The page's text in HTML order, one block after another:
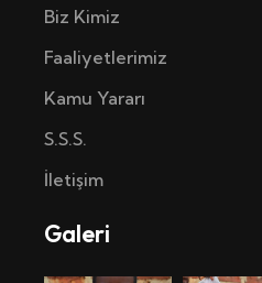
Biz Kimiz
Faaliyetlerimiz
Kamu Yararı
S.S.S.
İletişim
Galeri